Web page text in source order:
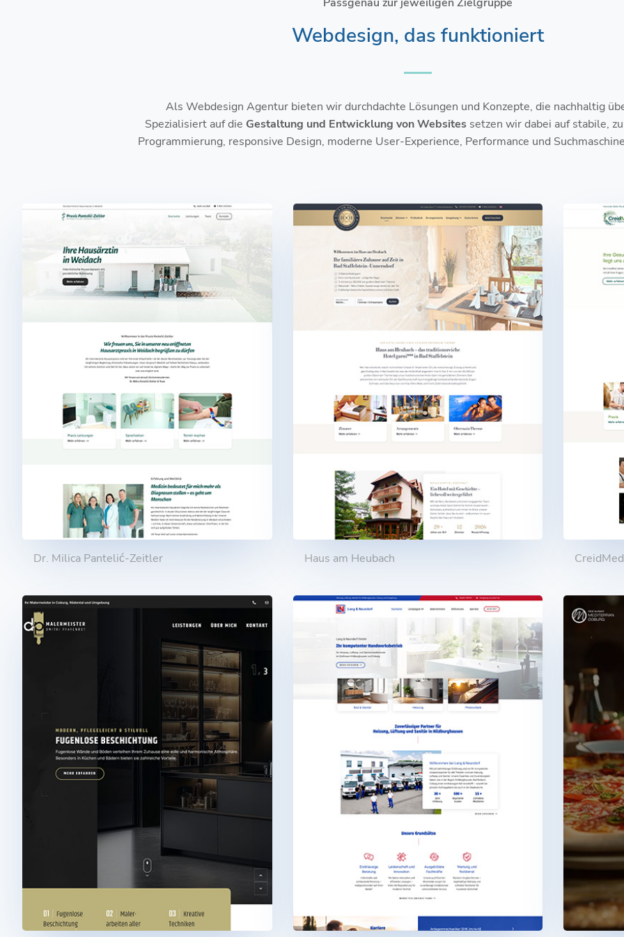
Webdesign, das funktioniert
Als Webdesign Agentur bieten wir durchdachte Lösungen und Konzepte, die nachhaltig
Spezialisiert auf die Gestaltung und Entwicklung von Websites setzen wir dabei auf stabile,
Programmierung, responsive Design, moderne User-Experience, Performance und
Dr. Milica Pantelić-Zeitler Haus am Heubach CreidMed